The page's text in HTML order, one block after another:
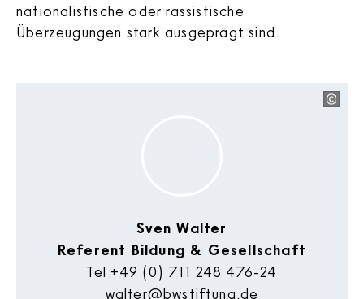
nationalistische oder rassistische
Überzeugungen stark ausgeprägt sind.
Sven Walter
Referent Bildung & Gesellschaft
Tel +49 (0) 711 248 476-24
walter@bwstiftung.de